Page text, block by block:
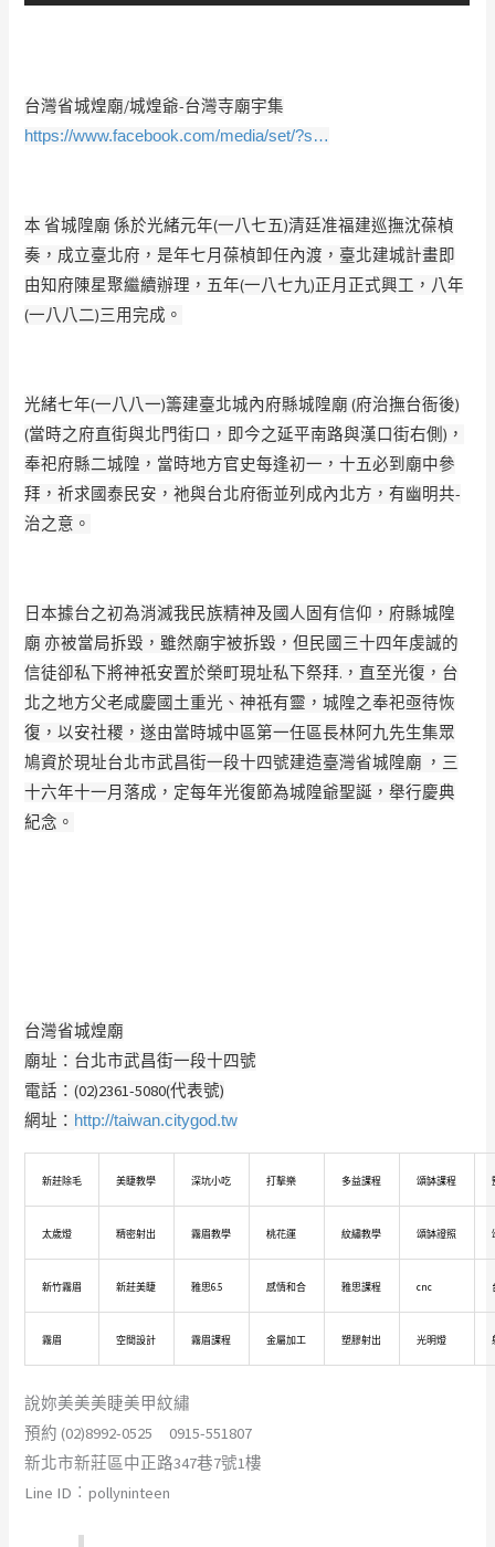
台灣省城煌廟/城煌爺-台灣寺廟宇集
https://www.facebook.com/media/set/?s…
本 省城隍廟 係於光緒元年(一八七五)清廷准福建巡撫沈葆楨
奏，成立臺北府，是年七月葆楨卸任內渡 ­，臺北建城計畫即
由知府陳星聚繼續辦理，五年(一八七九)正月正式興工，八年
(一八八­二)三用完成。
光緒七年(一八八一)籌建臺北城內府縣城隍廟 (府治撫台衙後)
(當時之府直街與北門街口，即今之延平南路與漢口街右側)，
奉祀府縣二城隍，當時地方­官史每逢初一，十五必到廟中參
拜，祈求國泰民安，祂與台北府衙並列成內北方，有幽明共­
治之意。
日本據台之初為消滅我民族精神及國人固有信仰，府縣城隍
廟 亦被當局拆毀，雖然廟宇被拆毀，但民國三十四年虔誠的
信徒卻私下將神祇安置於榮町現址­私下祭拜.，直至光復，台
北之地方父老咸慶國土重光、神祇有靈，城隍之奉祀亟待恢
復，­以安社稷，遂由當時城中區第一任區長林阿九先生集眾
鳩資於現址台北市武昌街一段十四號­建造臺灣省城隍廟 ，三
十六年十一月落成，定每年光復節為城隍爺聖誕，舉行慶典
紀念。
台灣省城煌廟
廟址：台北市武昌街一段十四號
電話：(02)2361-5080(代表號)
網址： http://taiwan.citygod.tw
新莊除毛 美睫教學 深坑小吃 打擊樂 多益課程 頌缽課程
太歲燈 精密射出 霧眉教學 桃花運 紋繡教學 頌缽證照
新竹霧眉 新莊美睫 雅思6.5 感情和合 雅思課程 cnc
霧眉 空間設計 霧眉課程 金屬加工 塑膠射出 光明燈
說妳美美美睫美甲紋繡
預約 (02)8992-0525 0915-551807
新北市新莊區中正路347巷7號1樓
Line ID︰pollyninteen